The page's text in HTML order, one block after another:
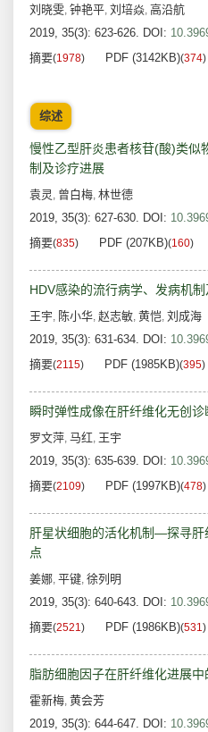
刘晓雯, 钟艳平, 刘培焱, 高沿航
2019, 35(3): 623-626. DOI:
摘要(1978) PDF (3142KB)(374)
综述
慢性乙型肝炎患者核苷(酸)类似
制及诊疗进展
袁灵 , 曾白梅, 林世德
2019, 35(3): 627-630. DOI:
摘要(835) PDF (207KB)(160)
HDV感染的流行病学、发病机
王宇, 陈小华, 赵志敏, 黄恺, 刘成海
2019, 35(3): 631-634. DOI:
摘要(2115) PDF (1985KB)(395)
瞬时弹性成像在肝纤维化无创
罗文萍, 马红, 王宇
2019, 35(3): 635-639. DOI:
摘要(2109) PDF (1997KB)(478)
肝星状细胞的活化机制—探寻
点
姜娜, 平键, 徐列明
2019, 35(3): 640-643. DOI:
摘要(2521) PDF (1986KB)(531)
脂肪细胞因子在肝纤维化进展中
霍新梅, 黄会芳
2019, 35(3): 644-647. DOI: